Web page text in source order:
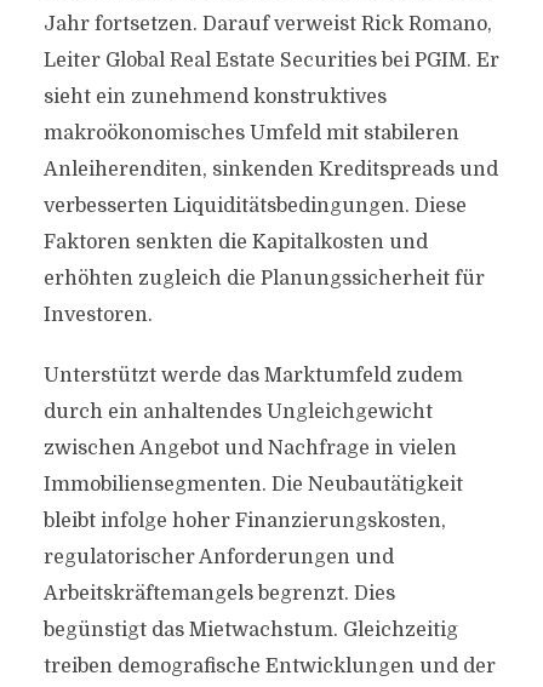
Jahr fortsetzen. Darauf verweist Rick Romano,
Leiter Global Real Estate Securities bei PGIM. Er
sieht ein zunehmend konstruktives
makroökonomisches Umfeld mit stabileren
Anleiherenditen, sinkenden Kreditspreads und
verbesserten Liquiditätsbedingungen. Diese
Faktoren senkten die Kapitalkosten und
erhöhten zugleich die Planungssicherheit für
Investoren.
Unterstützt werde das Marktumfeld zudem
durch ein anhaltendes Ungleichgewicht
zwischen Angebot und Nachfrage in vielen
Immobiliensegmenten. Die Neubautätigkeit
bleibt infolge hoher Finanzierungskosten,
regulatorischer Anforderungen und
Arbeitskräftemangels begrenzt. Dies
begünstigt das Mietwachstum. Gleichzeitig
treiben demografische Entwicklungen und der